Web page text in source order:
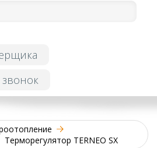
Терморегулятор TERNEO SX